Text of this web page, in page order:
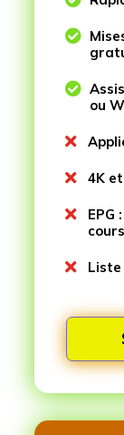


ou

 4K

EPG
 Liste